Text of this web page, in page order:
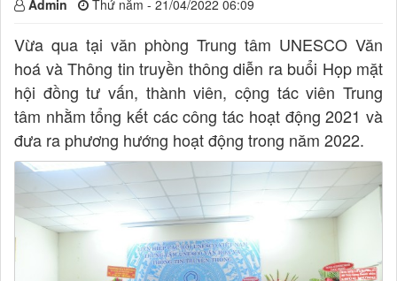
Admin Thứ năm - 21/04/2022 06:09
Vừa qua tại văn phòng Trung tâm UNESCO Văn
hoá và Thông tin truyền thông diễn ra buổi Họp mặt
hội đồng tư vấn, thành viên, cộng tác viên Trung
tâm nhằm tổng kết các công tác hoạt động 2021 và
đưa ra phương hướng hoạt động trong năm 2022.